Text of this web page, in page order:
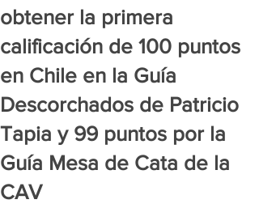
obtener la primera
calificación de 100 puntos
en Chile en la Guía
Descorchados de Patricio
Tapia y 99 puntos por la
Guía Mesa de Cata de la
CAV